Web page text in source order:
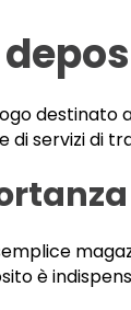
servizi di
è